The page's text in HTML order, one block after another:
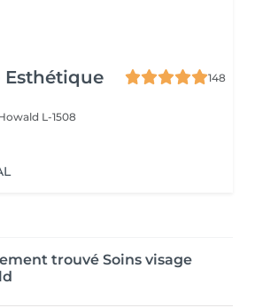
Esthétique
148
L-1508
trouvé Soins visage